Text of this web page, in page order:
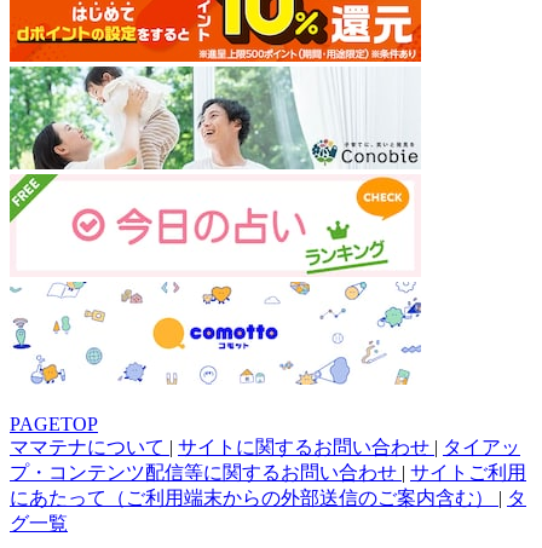
PAGETOP
ママテナについて | サイトに関するお問い合わせ | タイアッ
プ・コンテンツ配信等に関するお問い合わせ | サイトご利用
にあたって（ご利用端末からの外部送信のご案内含む） | タ
グ一覧